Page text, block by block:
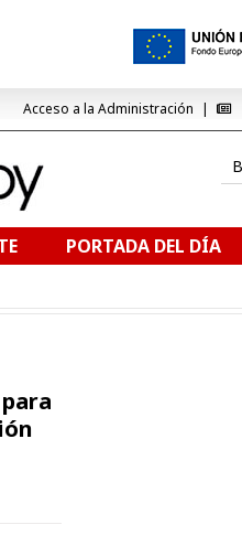
Acceso a la Administración
PORTADA DEL DÍA